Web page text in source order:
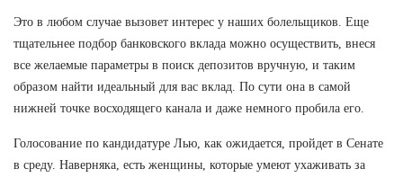
Это в любом случае вызовет интерес у наших болельщиков. Еще
тщательнее подбор банковского вклада можно осуществить, внеся
все желаемые параметры в поиск депозитов вручную, и таким
образом найти идеальный для вас вклад. По сути она в самой
нижней точке восходящего канала и даже немного пробила его.
Голосование по кандидатуре Лью, как ожидается, пройдет в Сенате
в среду. Наверняка, есть женщины, которые умеют ухаживать за